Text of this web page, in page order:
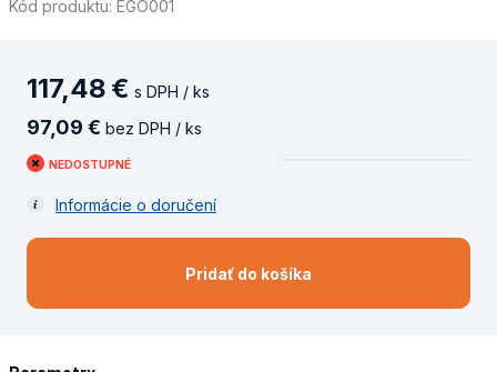
Kód produktu: EGO001
117,48 € s DPH / ks
97, 09 € bez DPH / ks
NEDOSTUPNÉ
Informácie o doručení
Pridať do košíka